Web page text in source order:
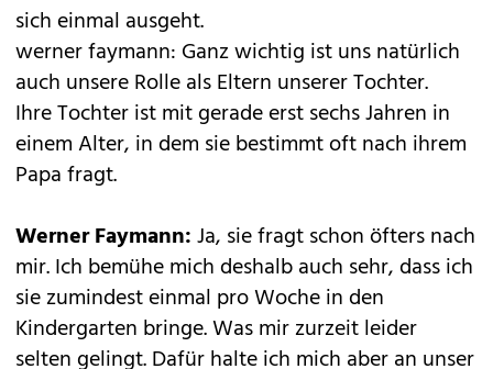
sich einmal ausgeht.
werner faymann: Ganz wichtig ist uns natürlich
auch unsere Rolle als Eltern unserer Tochter.
Ihre Tochter ist mit gerade erst sechs Jahren in
einem Alter, in dem sie bestimmt oft nach ihrem
Papa fragt.
Werner Faymann:Ja, sie fragt schon öfters nach
mir. Ich bemühe mich deshalb auch sehr, dass ich
sie zumindest einmal pro Woche in den
Kindergarten bringe. Was mir zurzeit leider
selten gelingt. Dafür halte ich mich aber an unser